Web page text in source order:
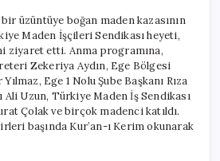
üzüntüye boğan maden kazasının
Maden İşçileri Sendikası heyeti,
ziyaret etti. Anma programına,
Zekeriya Aydın, Ege Bölgesi
Ege 1 Nolu Şube Başkanı Rıza
Ali Uzun, Türkiye Maden İş Sendikası
Çolak ve birçok madenci katıldı.
başında Kur’an-ı Kerim okunarak